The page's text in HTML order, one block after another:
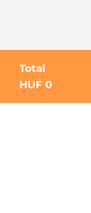
Total
HUF 0